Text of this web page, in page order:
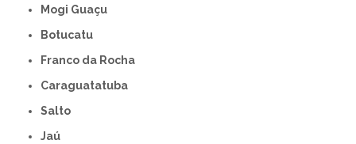
Mogi Guaçu
Botucatu
Franco da Rocha
Caraguatatuba
Salto
Jaú